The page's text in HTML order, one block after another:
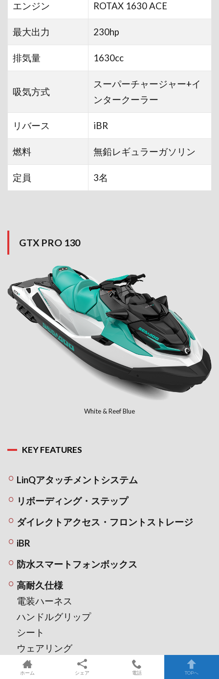
エンジン ROTAX 1630 ACE
最大出力 230hp
排気量 1630cc
吸気方式
スーパーチャージャー+イ
ンタークーラー
リバース iBR
燃料 無鉛レギュラーガソリン
定員 3名
GTX PRO 130
White & Reef Blue
KEY FEATURES
LinQアタッチメントシステム
リボーディング・ステップ
ダイレクトアクセス・フロントストレージ
iBR
防水スマートフォンボックス
高耐久仕様
電装ハーネス
ハンドルグリップ
シート
ウェアリング
ドライブシャフト＆インペラ
ホーム シェア 電話 TOPへ